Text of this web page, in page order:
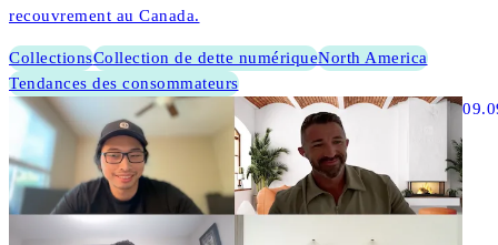
recouvrement au Canada.
CollectionsCollection de dette numériqueNorth America
Tendances des consommateurs